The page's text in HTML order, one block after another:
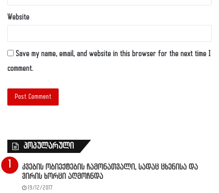
Website
Save my name, email, and website in this browser for the next time I
comment.
პოპულარული
კვების ობიექტების ჩამონათვალი, სადაც ცხენისა და
ვირის ხორცი აღმოჩნდა
19/12/2017